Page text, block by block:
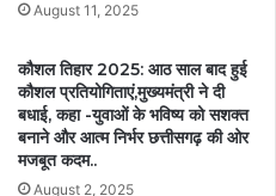
August 11, 2025
कौशल तिहार 2025: आठ साल बाद हुई
कौशल प्रतियोगिताएं,मुख्यमंत्री ने दी
बधाई, कहा -युवाओं के भविष्य को सशक्त
बनाने और आत्म निर्भर छत्तीसगढ़ की ओर
मजबूत कदम..
August 2, 2025